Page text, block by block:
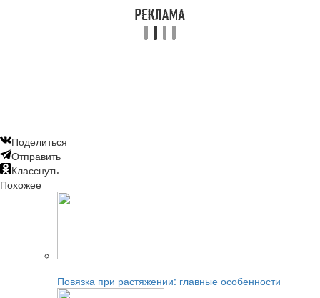
Поделиться
Отправить
Класснуть
Похожее
Повязка при растяжении: главные особенности